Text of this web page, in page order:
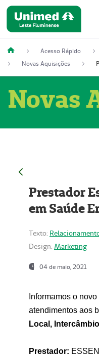
Acesso Rápido
Novas Aquisições
Novas
Prestador
em Saúde
Texto:
Design: Marketing
04 de maio, 2021
Informamos o
atendimentos aos
Local,
Prestador: